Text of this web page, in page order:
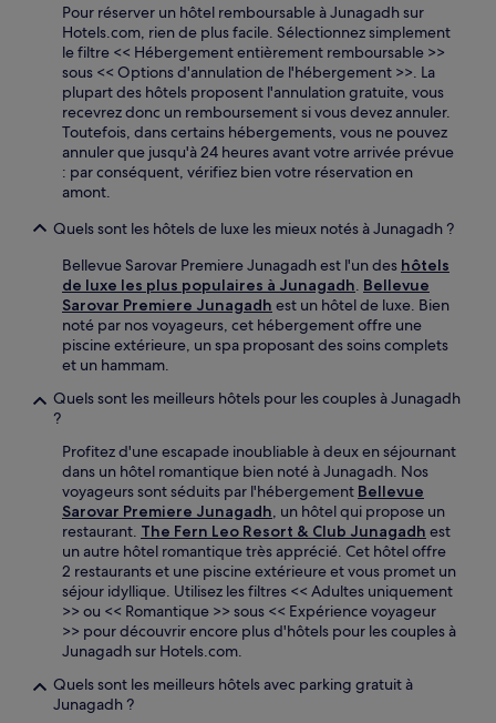
Pour réserver un hôtel remboursable à Junagadh sur
Hotels.com, rien de plus facile. Sélectionnez simplement
le filtre << Hébergement entièrement remboursable >>
sous << Options d'annulation de l'hébergement >>. La
plupart des hôtels proposent l'annulation gratuite, vous
recevrez donc un remboursement si vous devez annuler.
Toutefois, dans certains hébergements, vous ne pouvez
annuler que jusqu'à 24 heures avant votre arrivée prévue
: par conséquent, vérifiez bien votre réservation en
amont.
Quels sont les hôtels de luxe les mieux notés à Junagadh ?
Bellevue Sarovar Premiere Junagadh est l'un des hôtels
de luxe les plus populaires à Junagadh Bellevue
Sarovar Premiere Junagadh est un hôtel de luxe. Bien
noté par nos voyageurs, cet hébergement offre une
piscine extérieure, un spa proposant des soins complets
et un hammam.
Quels sont les meilleurs hôtels pour les couples à Junagadh
?
Profitez d'une escapade inoubliable à deux en séjournant
dans un hôtel romantique bien noté à Junagadh. Nos
voyageurs sont séduits par l'hébergement Bellevue
Sarovar Premiere Junagadh , un hôtel qui propose un
restaurant. The Fern Leo Resort & Club Junagadh est
un autre hôtel romantique très apprécié. Cet hôtel offre
2 restaurants et une piscine extérieure et vous promet un
séjour idyllique. Utilisez les filtres << Adultes uniquement
>> ou << Romantique >> sous << Expérience voyageur
>> pour découvrir encore plus d'hôtels pour les couples à
Junagadh sur Hotels.com.
Quels sont les meilleurs hôtels avec parking gratuit à
Junagadh ?